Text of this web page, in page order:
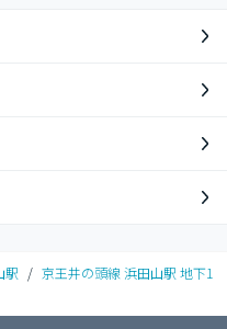
駅 / 京王井の頭線 浜田山駅 地下1